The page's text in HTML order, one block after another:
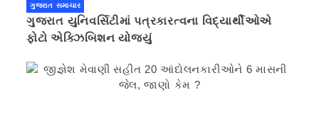
ગુજરાત સમાચાર
ગુજરાત યુનિવર્સિટીમાં પત્રકારત્વના વિદ્યાર્થીઓએ
ફોટો એક્ઝિબિશન યોજ્યું